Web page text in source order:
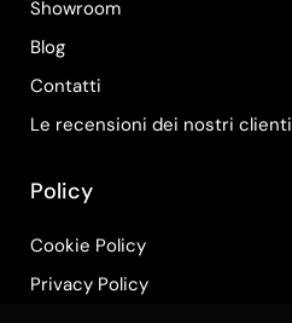
Showroom
Blog
Contatti
Le recensioni dei nostri clienti
Policy
Cookie Policy
Privacy Policy